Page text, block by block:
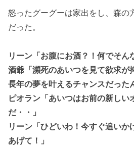
怒ったグーグーは家出をし、森の
だった。
リーン「お腹にお酒？！何でそん
酒爺「瀕死のあいつを見て欲求が
長年の夢を叶えるチャンスだった
ピオラン「あいつはお前の新しい
だ・・」
リーン「ひどいわ！今すぐ追いか
あげて！」